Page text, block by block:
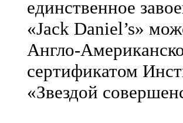
единственное
«Jack Daniel’s»
Англо-
сертификатом
«Звездой